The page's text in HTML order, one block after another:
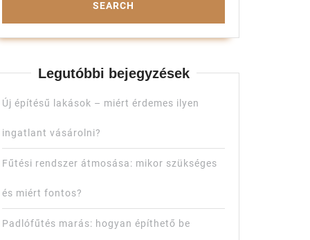
Legutóbbi bejegyzések
Új építésű lakások – miért érdemes ilyen
ingatlant vásárolni?
Fűtési rendszer átmosása: mikor szükséges
és miért fontos?
Padlófűtés marás: hogyan építhető be